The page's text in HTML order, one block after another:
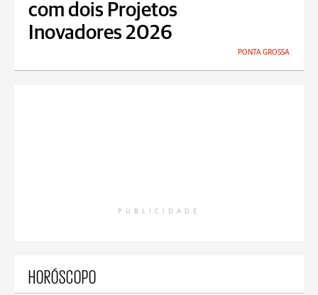
com dois Projetos
Inovadores 2026
PONTA GROSSA
PUBLICIDADE
HORÓSCOPO